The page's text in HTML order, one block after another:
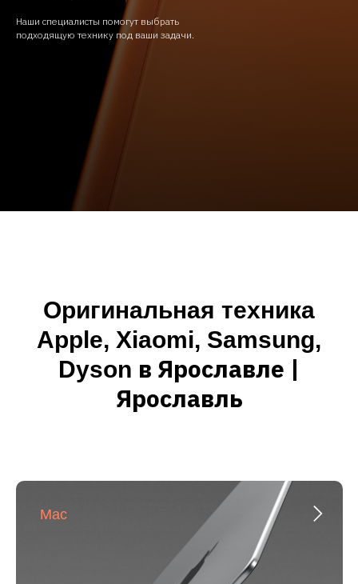
Наши специалисты помогут выбрать
подходящую технику под ваши задачи.
Оригинальная техника
Apple, Xiaomi, Samsung,
Dyson в Ярославле |
Ярославль
Mac